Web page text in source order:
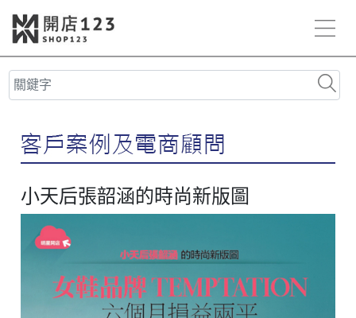
小天后張韶涵的時尚新版圖